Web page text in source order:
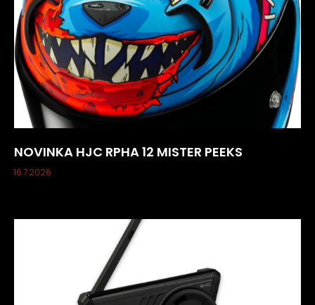
NOVINKA HJC RPHA 12 MISTER PEEKS
16.7.2026